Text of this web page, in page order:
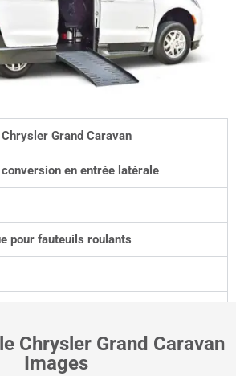
Grand Caravan
en entrée latérale
pour fauteuils roulants
Chrysler Grand Caravan
Images